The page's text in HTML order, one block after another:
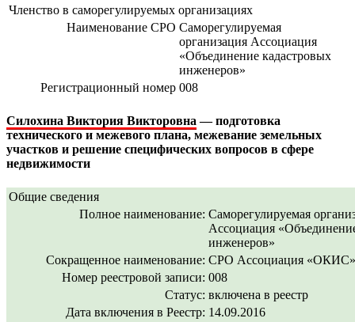
Членство в саморегулируемых организациях
Наименование СРО Саморегулируемая
организация Ассоциация
«Объединение кадастровых
инженеров»
Регистрационный номер 008
Силохина Виктория Викторовна — подготовка
технического и межевого плана, межевание земельных
участков и решение специфических вопросов в сфере
недвижимости
Общие сведения
Полное наименование: Саморегулируемая
Ассоциация
инженеров»
Сокращенное наименование: СРО Ассоциация «ОКИС»
Номер реестровой записи: 008
Статус: включена в реестр
Дата включения в Реестр: 14.09.2016